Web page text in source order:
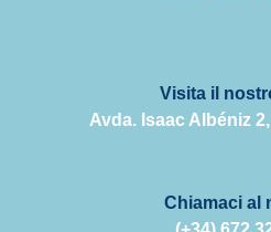
Visita il
Avda. Isaac Albéniz
Chiamaci al